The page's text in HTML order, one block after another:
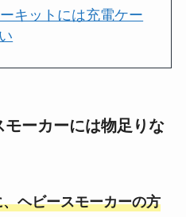
キットには充電ケー
ーカーには物足りな
ヘビースモーカーの方